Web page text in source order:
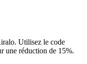
Utilisez le code
une réduction de 15%.